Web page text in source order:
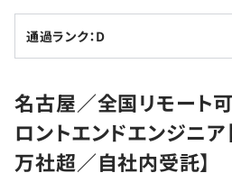
転職成功ガイド
転職エージェント
インタビュー
転職成功ガイド
新卒就活
求人検索
本選考
学習
通過ランク：D
名古屋／全国リモート
ロントエンドエンジニ
万社超／自社内受託】